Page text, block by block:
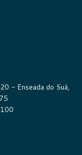
- Enseada do Suá,